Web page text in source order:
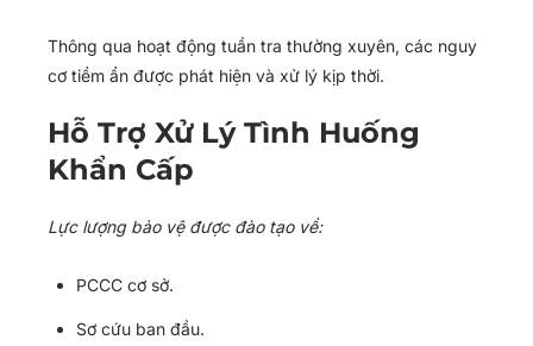
Thông qua hoạt động tuần tra thường xuyên, các nguy
cơ tiềm ẩn được phát hiện và xử lý kịp thời.
Hỗ Trợ Xử Lý Tình Huống
Khẩn Cấp
Lực lượng bảo vệ được đào tạo về:
PCCC cơ sở.
Sơ cứu ban đầu.